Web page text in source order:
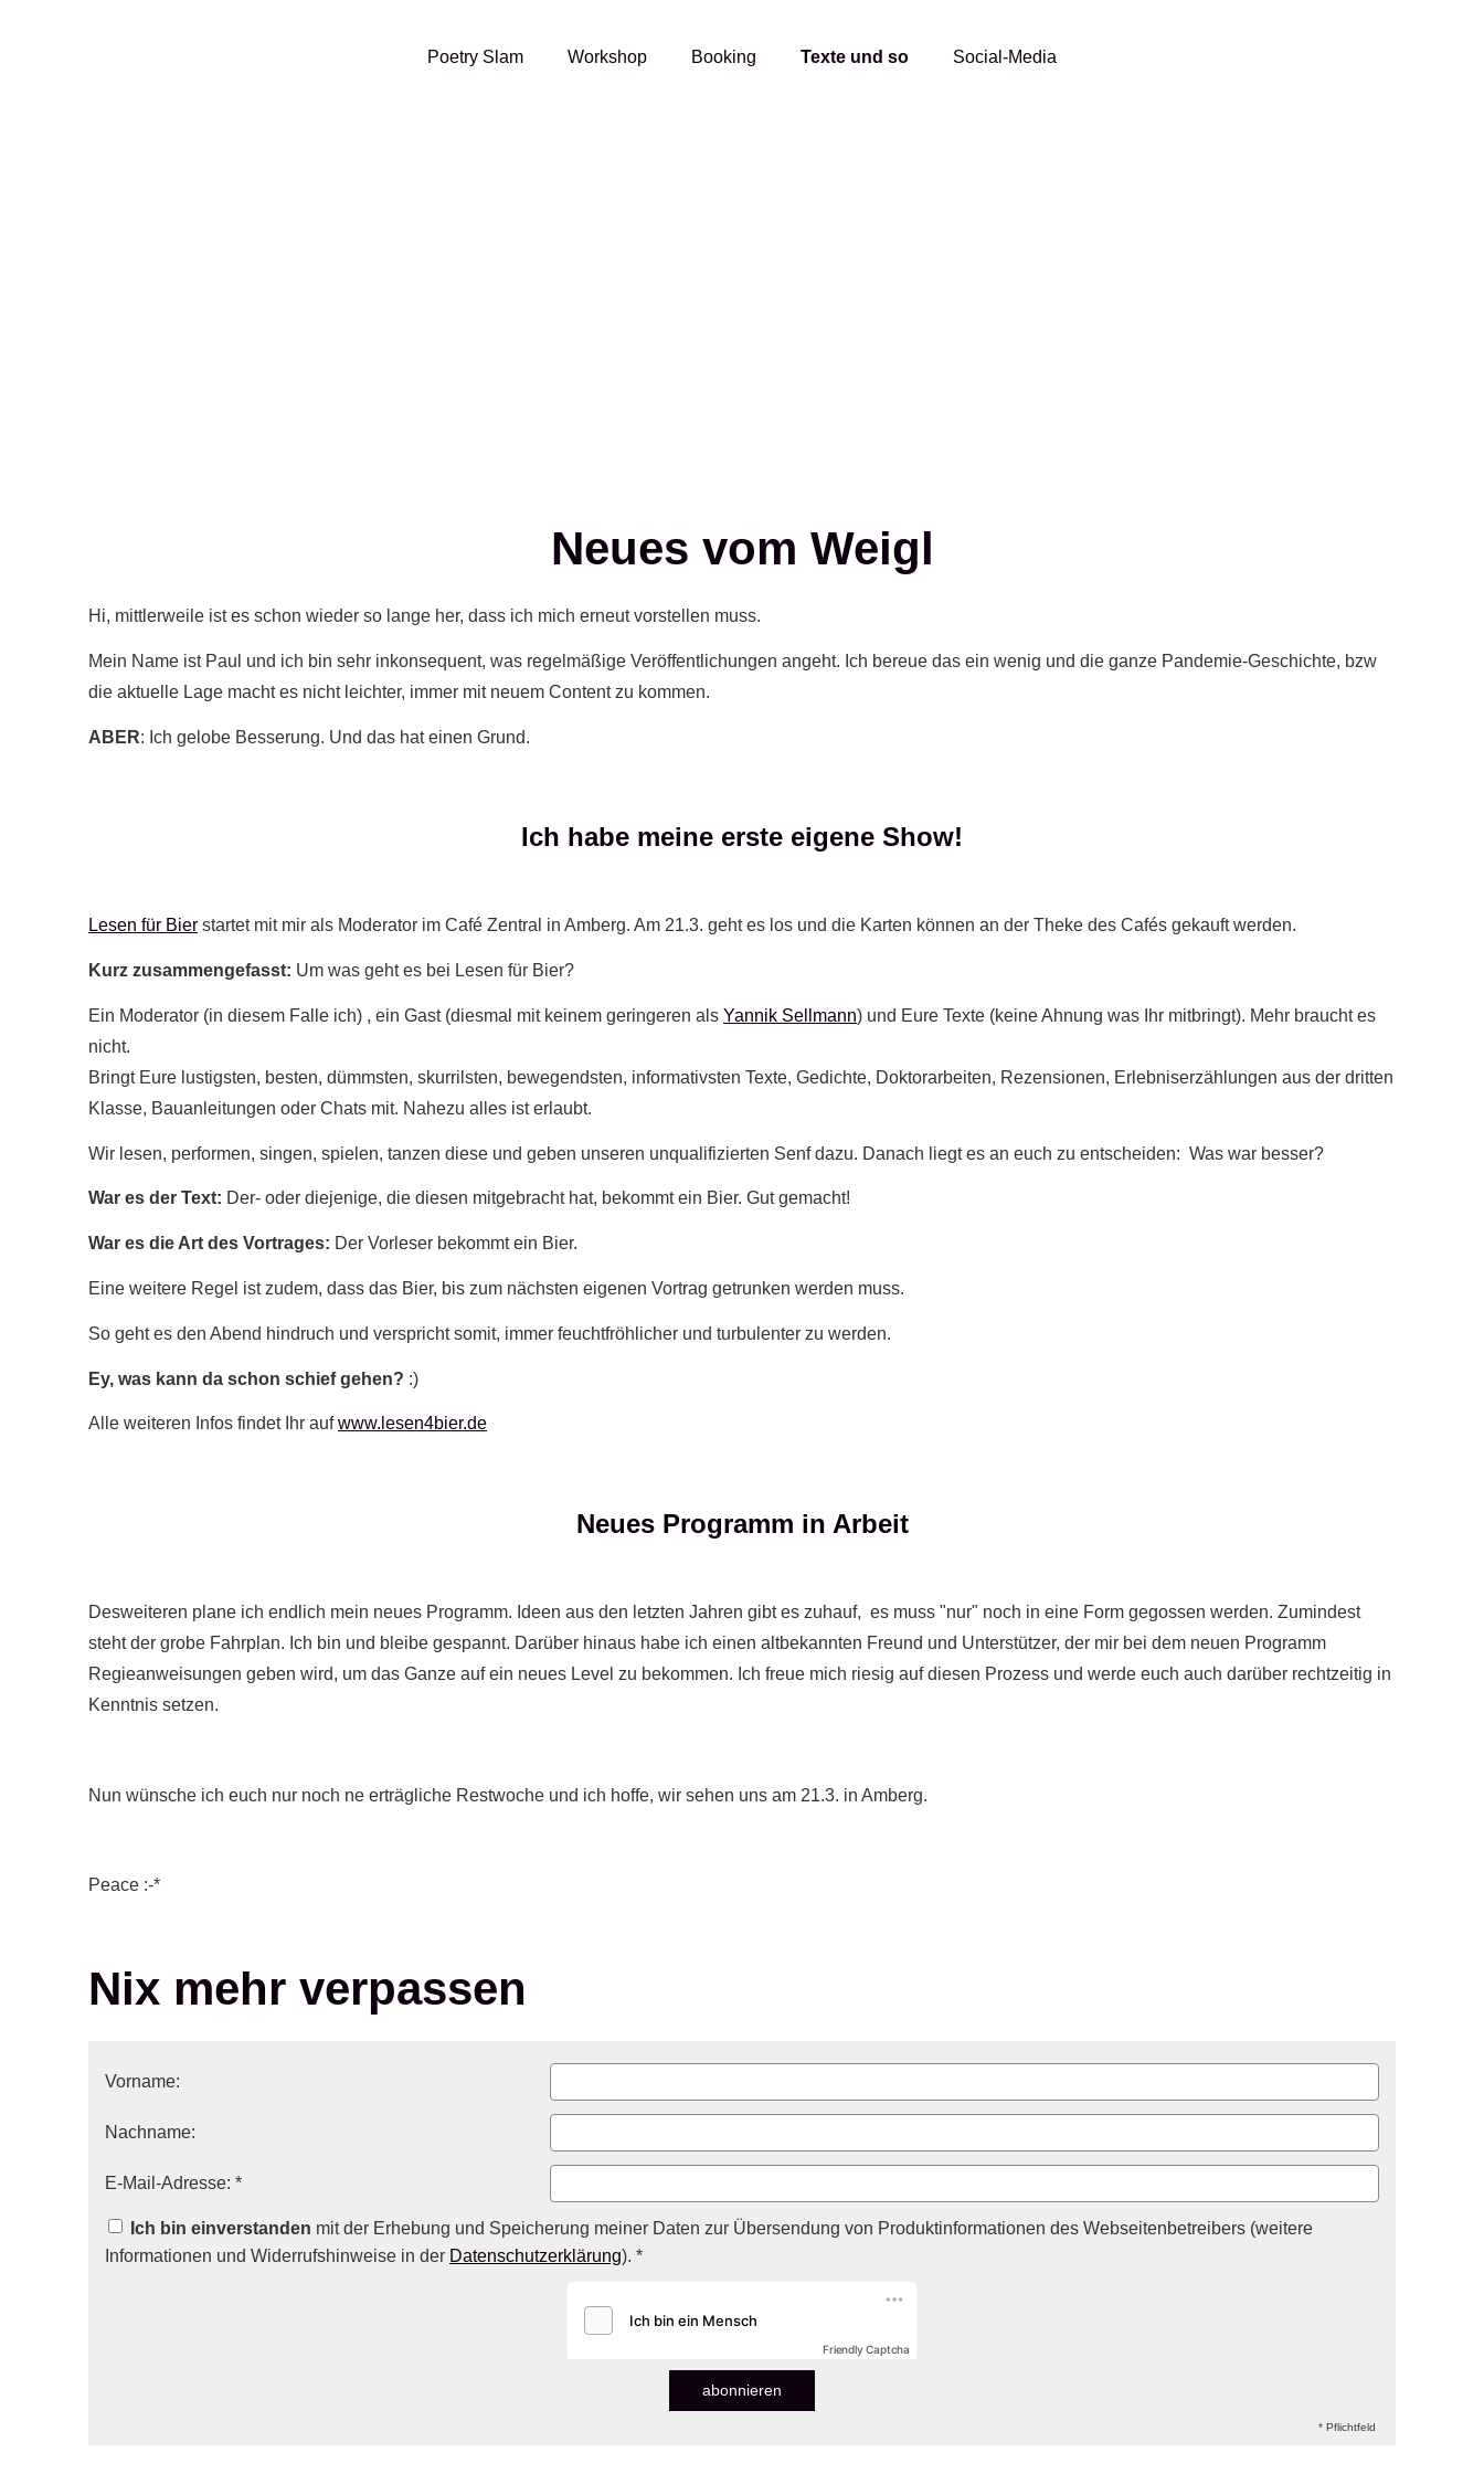
Poetry Slam Workshop Booking Texte und so Social-Media
Neues vom Weigl
Hi, mittlerweile ist es schon wieder so lange her, dass ich mich erneut vorstellen muss.
Mein Name ist Paul und ich bin sehr inkonsequent, was regelmäßige Veröffentlichungen angeht. Ich bereue das ein wenig und die ganze Pandemie-Geschichte, bzw
die aktuelle Lage macht es nicht leichter, immer mit neuem Content zu kommen.
ABER: Ich gelobe Besserung. Und das hat einen Grund.
Ich habe meine erste eigene Show!
Lesen für Bier startet mit mir als Moderator im Café Zentral in Amberg. Am 21.3. geht es los und die Karten können an der Theke des Cafés gekauft werden.
Kurz zusammengefasst: Um was geht es bei Lesen für Bier?
Ein Moderator (in diesem Falle ich) , ein Gast (diesmal mit keinem geringeren als Yannik Sellmann) und Eure Texte (keine Ahnung was Ihr mitbringt). Mehr braucht es
nicht.
Bringt Eure lustigsten, besten, dümmsten, skurrilsten, bewegendsten, informativsten Texte, Gedichte, Doktorarbeiten, Rezensionen, Erlebniserzählungen aus der dritten
Klasse, Bauanleitungen oder Chats mit. Nahezu alles ist erlaubt.
Wir lesen, performen, singen, spielen, tanzen diese und geben unseren unqualifizierten Senf dazu. Danach liegt es an euch zu entscheiden: Was war besser?
War es der Text: Der- oder diejenige, die diesen mitgebracht hat, bekommt ein Bier. Gut gemacht!
War es die Art des Vortrages: Der Vorleser bekommt ein Bier.
Eine weitere Regel ist zudem, dass das Bier, bis zum nächsten eigenen Vortrag getrunken werden muss.
So geht es den Abend hindruch und verspricht somit, immer feuchtfröhlicher und turbulenter zu werden.
Ey, was kann da schon schief gehen? :)
Alle weiteren Infos findet Ihr aufwww.lesen4bier.de
Neues Programm in Arbeit
Desweiteren plane ich endlich mein neues Programm. Ideen aus den letzten Jahren gibt es zuhauf, es muss "nur" noch in eine Form gegossen werden. Zumindest
steht der grobe Fahrplan. Ich bin und bleibe gespannt. Darüber hinaus habe ich einen altbekannten Freund und Unterstützer, der mir bei dem neuen Programm
Regieanweisungen geben wird, um das Ganze auf ein neues Level zu bekommen. Ich freue mich riesig auf diesen Prozess und werde euch auch darüber rechtzeitig in
Kenntnis setzen.
Nun wünsche ich euch nur noch ne erträgliche Restwoche und ich hoffe, wir sehen uns am 21.3. in Amberg.
Peace :-*
Nix mehr verpassen
Vorname:
Nachname:
E-Mail-Adresse: *
Ich bin einverstanden mit der Erhebung und Speicherung meiner Daten zur Übersendung von Produktinformationen des Webseitenbetreibers (weitere
Informationen und Widerrufshinweise in der Datenschutzerklärung). *
Friendly Captcha
* Pflichtfeld